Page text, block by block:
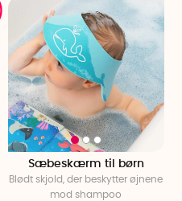
Sæbeskærm til børn
Blødt skjold, der beskytter øjnene
mod shampoo